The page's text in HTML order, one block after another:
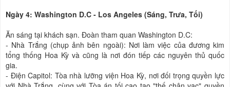
Ngày 4: Washington D.C - Los Angeles (Sáng, Trưa, Tối)
Ăn sáng tại khách sạn. Đoàn tham quan Washington D.C:
- Nhà Trắng (chụp ảnh bên ngoài): Nơi làm việc của đương kim
tổng thống Hoa Kỳ và cũng là nơi đón tiếp các nguyên thủ quốc
gia.
- Điện Capitol: Tòa nhà lưỡng viện Hoa Kỳ, nơi đối trọng quyền lực